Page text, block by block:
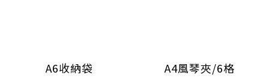
A6收納袋 A4風琴夾/6格